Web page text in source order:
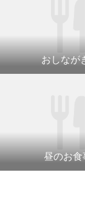
おしなが
昼のお食